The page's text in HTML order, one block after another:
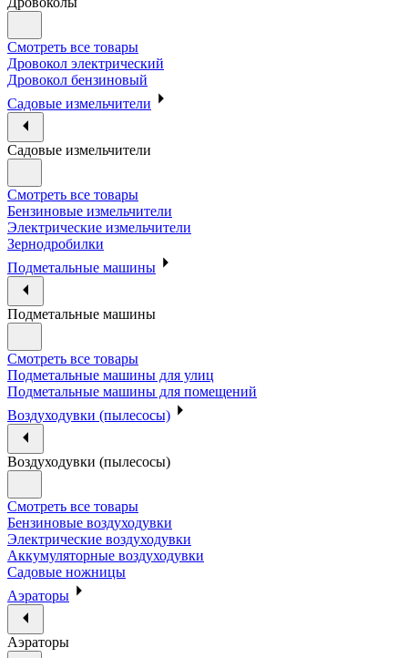
Смотреть все товары
Дровокол электрический
Дровокол бензиновый
Садовые измельчители
Садовые измельчители
Смотреть все товары
Бензиновые измельчители
Электрические измельчители
Зернодробилки
Подметальные машины
Подметальные машины
Смотреть все товары
Подметальные машины для улиц
Подметальные машины для помещений
Воздуходувки (пылесосы)
Воздуходувки (пылесосы)
Смотреть все товары
Бензиновые воздуходувки
Электрические воздуходувки
Аккумуляторные воздуходувки
Садовые ножницы
Аэраторы
Аэраторы